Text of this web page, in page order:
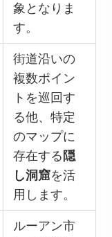
象となりま
す。
街道沿いの
複数ポイン
トを巡回す
る他、特定
のマップに
存在する 隠
し洞窟を活
用します。
ルーアン市